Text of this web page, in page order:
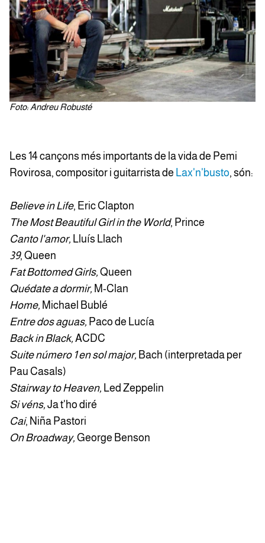
Foto: Andreu Robusté
Les 14 cançons més importants de la vida de Pemi
Rovirosa, compositor i guitarrista de Lax'n'busto, són:
Believe in Life, Eric Clapton
The Most Beautiful Girl in the World, Prince
Canto l'amor, Lluís Llach
39, Queen
Fat Bottomed Girls, Queen
Quédate a dormir, M-Clan
Home, Michael Bublé
Entre dos aguas, Paco de Lucía
Back in Black, ACDC
Suite número 1 en sol major, Bach (interpretada per
Pau Casals)
Stairway to Heaven, Led Zeppelin
Si véns, Ja t'ho diré
Cai, Niña Pastori
On Broadway, George Benson